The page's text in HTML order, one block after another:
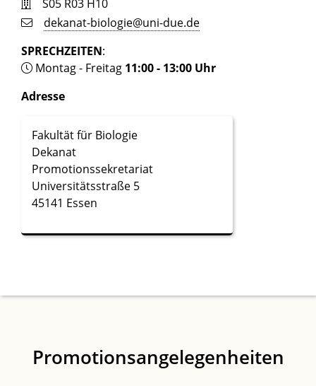
S05 R03 H10
dekanat-biologie@uni-due.de
SPRECHZEITEN:
Montag - Freitag 11:00 - 13:00 Uhr
Adresse
Fakultät für Biologie
Dekanat
Promotionssekretariat
Universitätsstraße 5
45141 Essen
Promotionsangelegenheiten